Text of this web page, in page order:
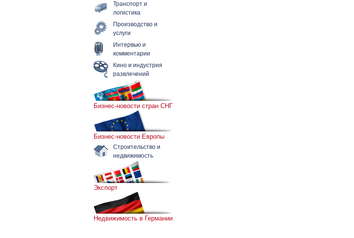
Транспорт и
логистика
Производство и
услуги
Интервью и
комментарии
Кино и индустрия
развлечений
Бизнес-новости стран СНГ
Бизнес-новости Европы
Строительство и
недвижимость
Экспорт
Недвижимость в Германии